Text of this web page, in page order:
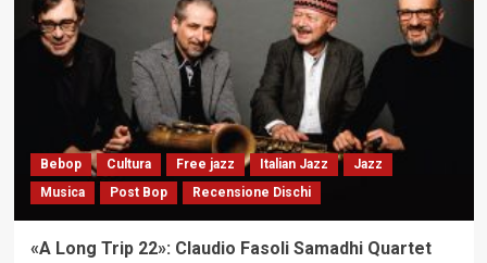
Cornish:
la
liturgia
evolutiva
del
jazz
contemporaneo
(Blue
Bebop Cultura Free jazz Italian Jazz
Jazz
Musica
Post Bop Recensione Dischi
«A Long Trip 22»: Claudio Fasoli Samadhi Quartet